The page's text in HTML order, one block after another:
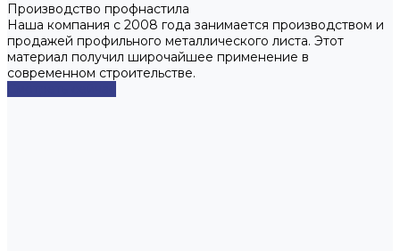
Производство профнастила
Наша компания с 2008 года занимается производством и
продажей профильного металлического листа. Этот
материал получил широчайшее применение в
современном строительстве.